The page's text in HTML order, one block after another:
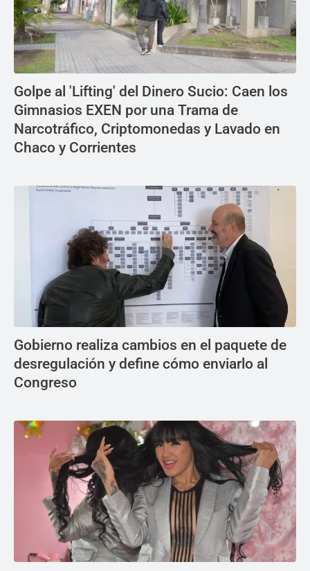
Golpe al 'Lifting' del Dinero Sucio: Caen los
Gimnasios EXEN por una Trama de
Narcotráfico, Criptomonedas y Lavado en
Chaco y Corrientes
Gobierno realiza cambios en el paquete de
desregulación y define cómo enviarlo al
Congreso